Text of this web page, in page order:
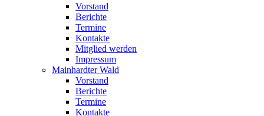
Vorstand
Berichte
Termine
Kontakte
Mitglied werden
Impressum
Mainhardter Wald
Vorstand
Berichte
Termine
Kontakte